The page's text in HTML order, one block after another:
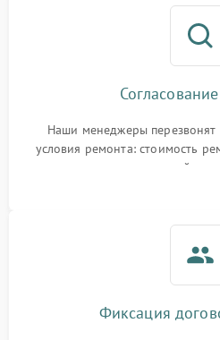
Наши менеджеры перезвонят
условия ремонта: стоимость
гарантийные
Фиксация